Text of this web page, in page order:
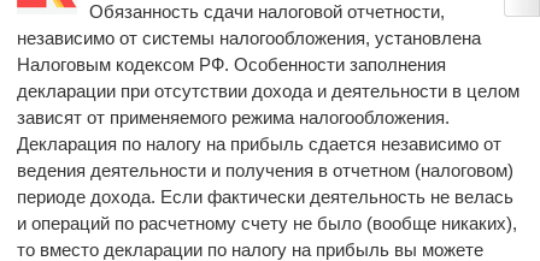
Обязанность сдачи налоговой отчетности,
независимо от системы налогообложения, установлена
Налоговым кодексом РФ. Особенности заполнения
декларации при отсутствии дохода и деятельности в целом
зависят от применяемого режима налогообложения.
Декларация по налогу на прибыль сдается независимо от
ведения деятельности и получения в отчетном (налоговом)
периоде дохода. Если фактически деятельность не велась
и операций по расчетному счету не было (вообще никаких),
то вместо декларации по налогу на прибыль вы можете